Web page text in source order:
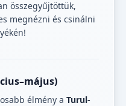
összegyűjtöttük,
megnézni és csinálni
élmény a Turul-